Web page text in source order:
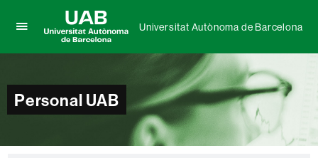
per
el
menú
deBarcelona
Universitat Autònoma de Barcelona
Personal UAB